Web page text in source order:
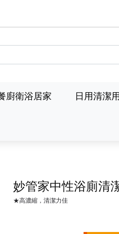
廚衛浴居家 日用清潔
妙管家中性浴廁清
★高濃縮，清潔力佳